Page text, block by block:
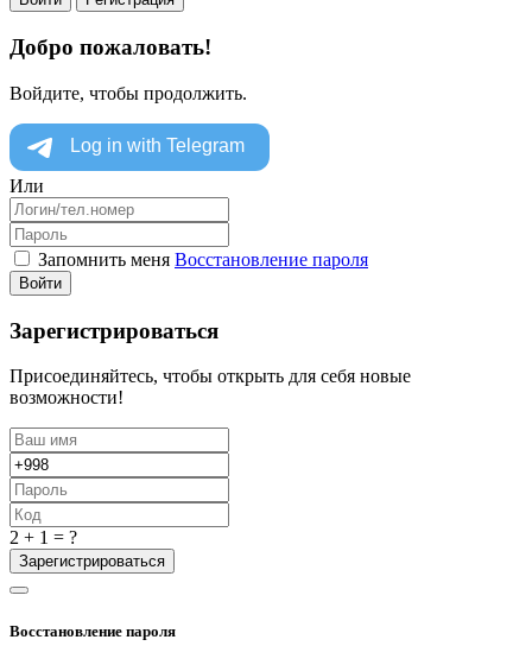
Добро пожаловать!
Войдите, чтобы продолжить.
Или
Запомнить меня Восстановление пароля
Войти
Зарегистрироваться
Присоединяйтесь, чтобы открыть для себя новые
возможности!
2 + 1 = ?
Зарегистрироваться
Восстановление пароля